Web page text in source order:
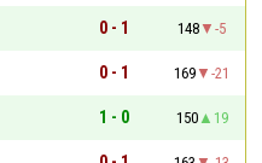
0 - 1 148
-5
0 - 1 169
-21
1 - 0 150
19